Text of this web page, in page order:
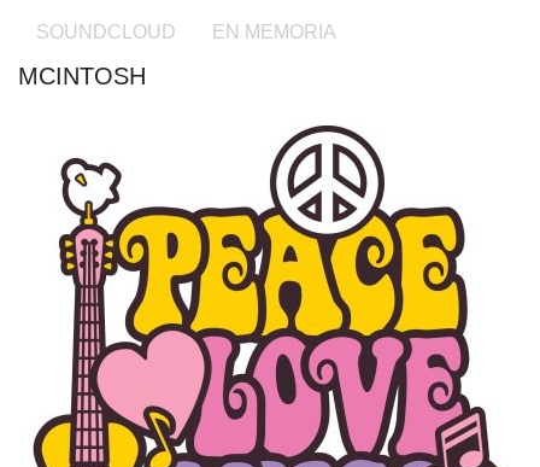
SOUNDCLOUD EN MEMORIA
MCINTOSH